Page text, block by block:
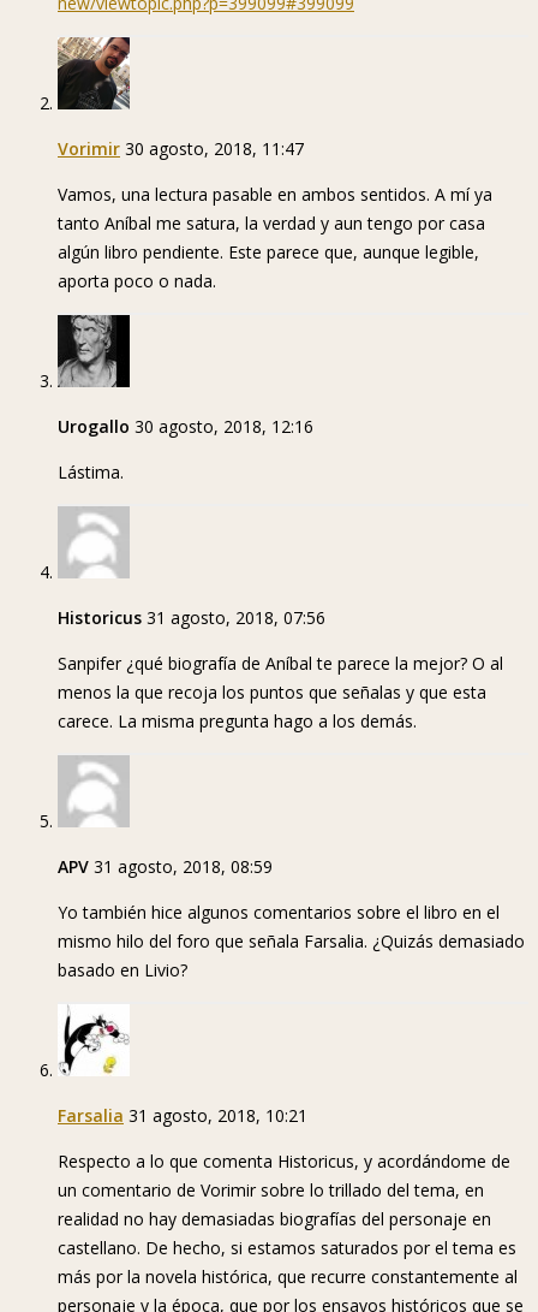
Vorimir 30 agosto, 2018, 11:47
Vamos, una lectura pasable en ambos sentidos. A mí ya
tanto Aníbal me satura, la verdad y aun tengo por casa
algún libro pendiente. Este parece que, aunque legible,
aporta poco o nada.
Urogallo 30 agosto, 2018, 12:16
Lástima.
Historicus 31 agosto, 2018, 07:56
Sanpifer ¿qué biografía de Aníbal te parece la mejor? O al
menos la que recoja los puntos que señalas y que esta
carece. La misma pregunta hago a los demás.
APV 31 agosto, 2018, 08:59
Yo también hice algunos comentarios sobre el libro en el
mismo hilo del foro que señala Farsalia. ¿Quizás demasiado
basado en Livio?
Farsalia 31 agosto, 2018, 10:21
Respecto a lo que comenta Historicus, y acordándome de
un comentario de Vorimir sobre lo trillado del tema, en
realidad no hay demasiadas biografías del personaje en
castellano. De hecho, si estamos saturados por el tema es
más por la novela histórica, que recurre constantemente al
personaje y la época, que por los ensayos históricos que se